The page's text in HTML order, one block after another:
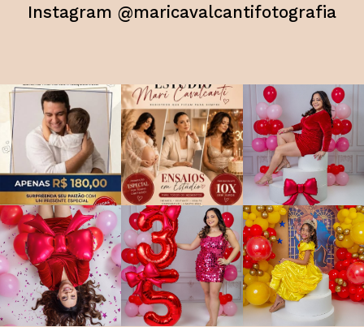
Instagram @maricavalcantifotografia